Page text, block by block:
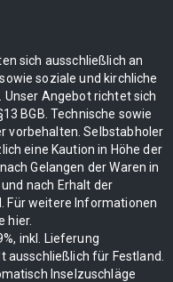
sich ausschließlich an
soziale und kirchliche
Unser Angebot richtet sich
BGB. Technische sowie
vorbehalten. Selbstabholer
eine Kaution in Höhe der
Gelangen der Waren in
nach Erhalt der
Für weitere Informationen
hier.
inkl. Lieferung
ausschließlich für Festland.
Inselzuschläge